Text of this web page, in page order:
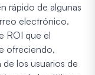
rápido de algunas
electrónico.
ROI que el
ofreciendo,
los usuarios de